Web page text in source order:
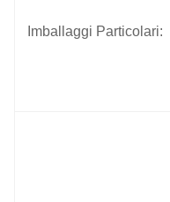
Imballaggi Particolari: